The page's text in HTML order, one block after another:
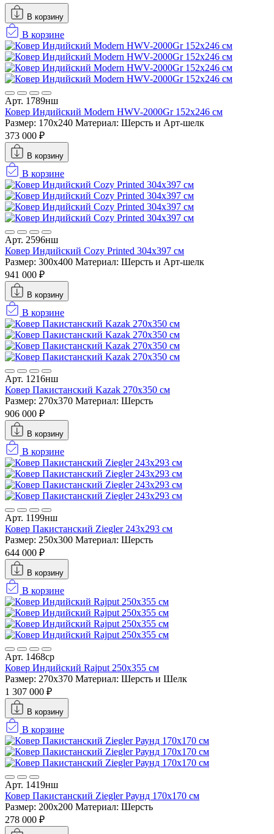
В корзину
В корзине
Арт. 1789нш
Ковер Индийский Modern HWV-2000Gr 152x246 см
Размер: 170x240 Материал: Шерсть и Арт-шелк
373 000 ₽
В корзину
В корзине
Арт. 2596нш
Ковер Индийский Cozy Printed 304x397 см
Размер: 300x400 Материал: Шерсть и Арт-шелк
941 000 ₽
В корзину
В корзине
Арт. 1216нш
Ковер Пакистанский Kazak 270x350 см
Размер: 270x370 Материал: Шерсть
906 000 ₽
В корзину
В корзине
Арт. 1199нш
Ковер Пакистанский Ziegler 243x293 см
Размер: 250x300 Материал: Шерсть
644 000 ₽
В корзину
В корзине
Арт. 1468ср
Ковер Индийский Rajput 250x355 см
Размер: 270x370 Материал: Шерсть и Шелк
1 307 000 ₽
В корзину
В корзине
Арт. 1419нш
Ковер Пакистанский Ziegler Раунд 170x170 см
Размер: 200x200 Материал: Шерсть
278 000 ₽